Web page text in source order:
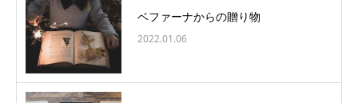
ベファーナからの贈り物
2022.01.06